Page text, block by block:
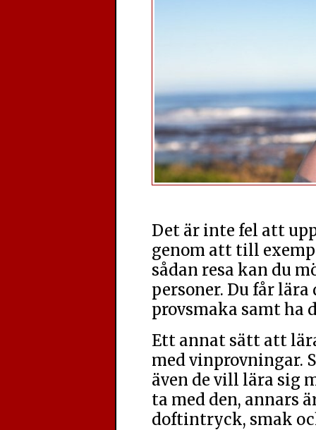
Det är inte fel att
genom att till
sådan resa kan du
personer. Du får lära
provsmaka samt ha
Ett annat sätt att
med vinprovningar.
även de vill lära sig
ta med den, annars
doftintryck, smak